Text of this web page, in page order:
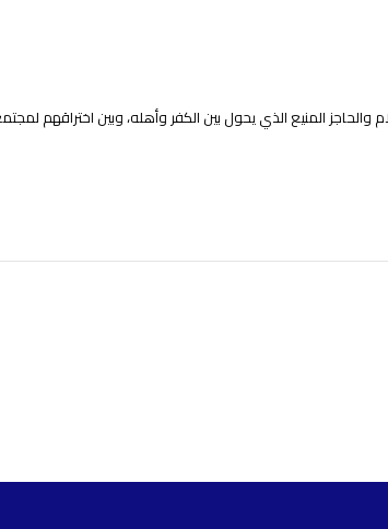
المنيع الذي يحول بين الكفر وأهله، وبين اختراقهم